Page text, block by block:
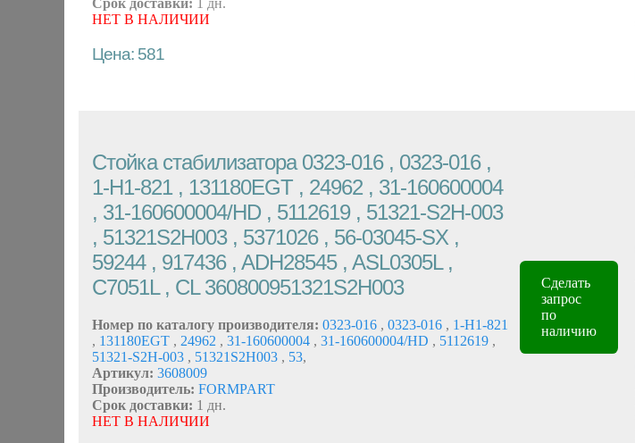
Срок доставки: 1 дн.
НЕТ В НАЛИЧИИ
Цена: 581
Стойка стабилизатора 0323-016 , 0323-016 ,
1-H1-821 , 131180EGT , 24962 , 31-160600004
, 31-160600004/HD , 5112619 , 51321-S2H-003
, 51321S2H003 , 5371026 , 56-03045-SX ,
59244 , 917436 , ADH28545 , ASL0305L ,
C7051L , CL 360800951321S2H003
Номер по каталогу производителя: 0323-016 , 0323-016 , 1-H1-821
, 131180EGT , 24962 , 31-160600004 , 31-160600004/HD , 5112619 ,
51321-S2H-003 , 51321S2H003 , 53,
Артикул: 3608009
Производитель: FORMPART
Срок доставки: 1 дн.
НЕТ В НАЛИЧИИ
Сделать
запрос
по
наличию